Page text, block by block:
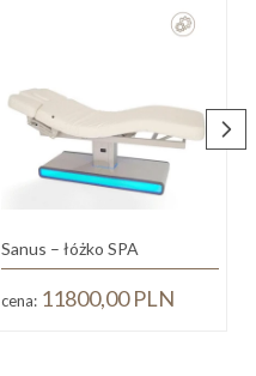
Sanus – łóżko SPA
cena: 11800,00PLN